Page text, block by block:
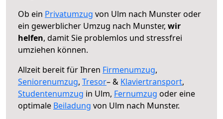
Ob ein Privatumzug von Ulm nach Munster oder
ein gewerblicher Umzug nach Munster, wir
helfen, damit Sie problemlos und stressfrei
umziehen können.
Allzeit bereit für Ihren Firmenumzug,
Seniorenumzug, Tresor– & Klaviertransport,
Studentenumzug in Ulm, Fernumzug oder eine
optimale Beiladung von Ulm nach Munster.